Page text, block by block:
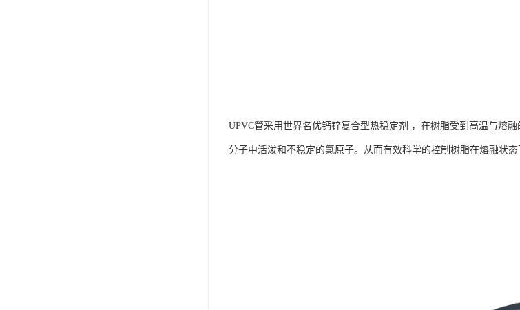
UPVC管采用世界名优钙锌复合型热稳定剂 ，在树脂受到高温与熔
分子中活泼和不稳定的氯原子。从而有效科学的控制树脂在熔融状态